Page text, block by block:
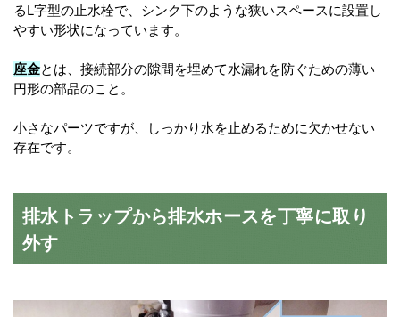
るL字型の止水栓で、シンク下のような狭いスペースに設置し
やすい形状になっています。
座金とは、接続部分の隙間を埋めて水漏れを防ぐための薄い
円形の部品のこと。
小さなパーツですが、しっかり水を止めるために欠かせない
存在です。
排水トラップから排水ホースを丁寧に取り
外す